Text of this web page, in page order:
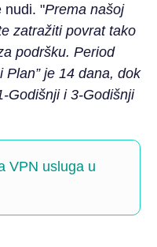
nudi. "Prema našoj
zatražiti povrat tako
podršku. Period
Plan” je 14 dana, dok
Godišnji i 3-Godišnji
VPN usluga u